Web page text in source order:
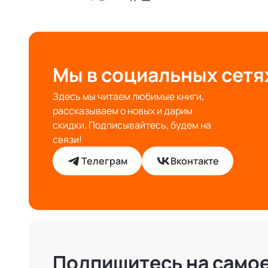
Мы в социальных
Здесь мы читаем любимые книги,
рассказываем о новых и дарим
скидки. Подписывайтесь, будем на
связи!
Телеграм
Вконтакте
Подпишитесь на